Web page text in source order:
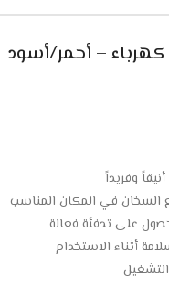
كولين 6 شمعة كهرباء – أحمر/أسود
وفريداً
على تدفئة فعالة
أثناء الاستخدام
التشغيل